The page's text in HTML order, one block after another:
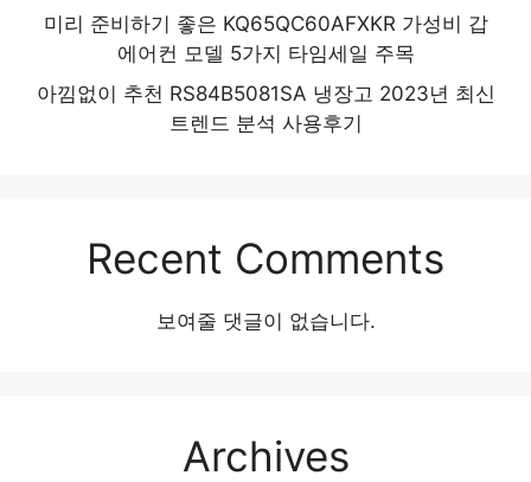
미리 준비하기 좋은 KQ65QC60AFXKR 가성비 갑
에어컨 모델 5가지 타임세일 주목
아낌없이 추천 RS84B5081SA 냉장고 2023년 최신
트렌드 분석 사용후기
Recent Comments
보여줄 댓글이 없습니다.
Archives